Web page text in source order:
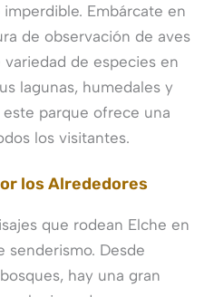
Embárcate en
de observación de aves
de especies en
lagunas, humedales y
parque ofrece una
los visitantes.
los Alrededores
que rodean Elche en
senderismo. Desde
hay una gran